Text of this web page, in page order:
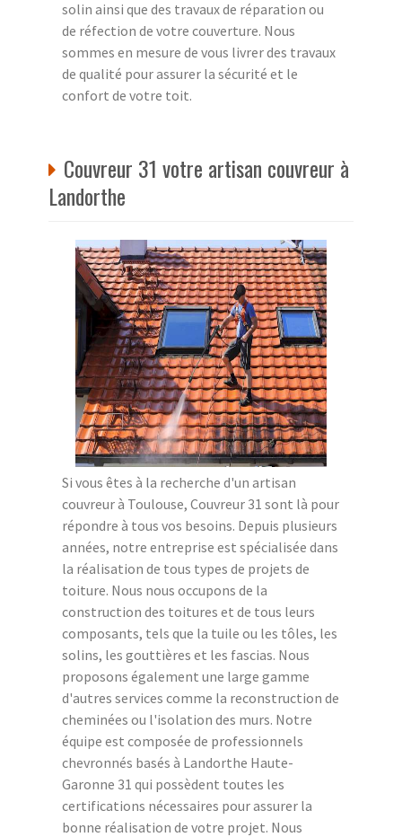
solin ainsi que des travaux de réparation ou
de réfection de votre couverture. Nous
sommes en mesure de vous livrer des travaux
de qualité pour assurer la sécurité et le
confort de votre toit.
Couvreur 31 votre artisan couvreur à
Landorthe
Si vous êtes à la recherche d'un artisan
couvreur à Toulouse, Couvreur 31 sont là pour
répondre à tous vos besoins. Depuis plusieurs
années, notre entreprise est spécialisée dans
la réalisation de tous types de projets de
toiture. Nous nous occupons de la
construction des toitures et de tous leurs
composants, tels que la tuile ou les tôles, les
solins, les gouttières et les fascias. Nous
proposons également une large gamme
d'autres services comme la reconstruction de
cheminées ou l'isolation des murs. Notre
équipe est composée de professionnels
chevronnés basés à Landorthe Haute-
Garonne 31 qui possèdent toutes les
certifications nécessaires pour assurer la
bonne réalisation de votre projet. Nous